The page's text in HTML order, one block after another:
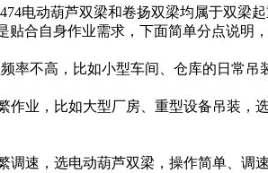
电动葫芦双梁和卷扬双梁均属于双梁
合自身作业需求，下面简单分点说明
率不高，比如小型车间、仓库的日常
作业，比如大型厂房、重型设备吊装，
调速，选电动葫芦双梁，操作简单、调